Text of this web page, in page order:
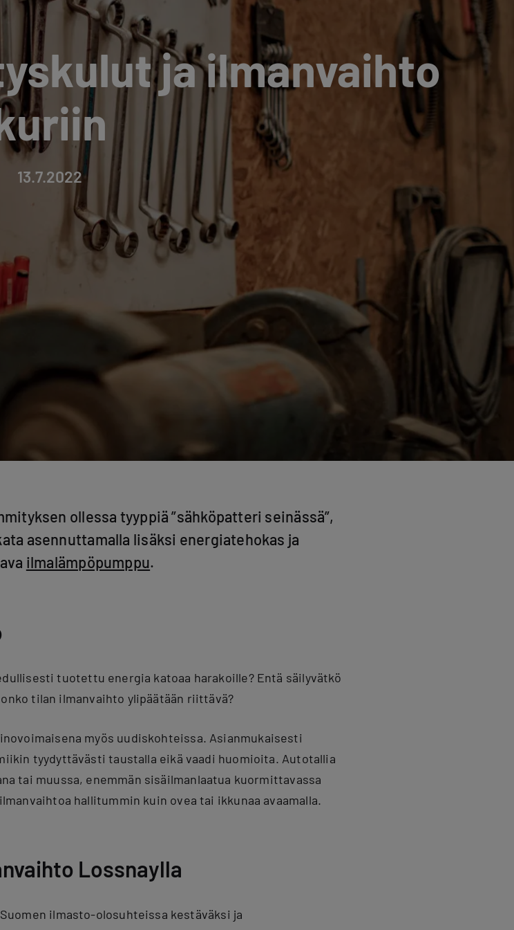
ja ilmanvaihto
13.7.2022
ollessa tyyppiä ”sähköpatteri seinässä”,
asennuttamalla lisäksi energiatehokas ja
ilmalämpöpumppu.
tuotettu energia katoaa harakoille? Entä säilyvätkö
tilan ilmanvaihto ylipäätään riittävä?
myös uudiskohteissa. Asianmukaisesti
kin tyydyttävästi taustalla eikä vaadi huomioita. Autotallia
tai muussa, enemmän sisäilmanlaatua kuormittavassa
ilmanvaihtoa hallitummin kuin ovea tai ikkunaa avaamalla.
Lossnaylla
ilmasto-olosuhteissa kestäväksi ja